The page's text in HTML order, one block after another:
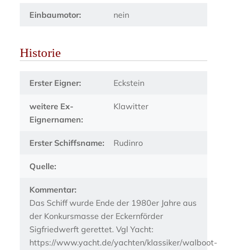
Einbaumotor: nein
Historie
Erster Eigner: Eckstein
weitere Ex-
Eignernamen:
Klawitter
Erster Schiffsname: Rudinro
Quelle:
Kommentar:
Das Schiff wurde Ende der 1980er Jahre aus
der Konkursmasse der Eckernförder
Sigfriedwerft gerettet. Vgl Yacht:
https://www.yacht.de/yachten/klassiker/walboot-